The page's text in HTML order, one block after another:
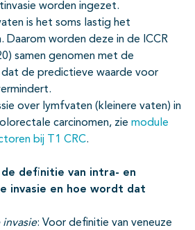
worden ingezet.
is het soms lastig het
Daarom worden deze in de ICCR
samen genomen met de
de predictieve waarde voor
over lymfvaten (kleinere vaten) in
carcinomen, zie module
bij T1 CRC.
de definitie van intra- en
invasie en hoe wordt dat
: Voor definitie van veneuze